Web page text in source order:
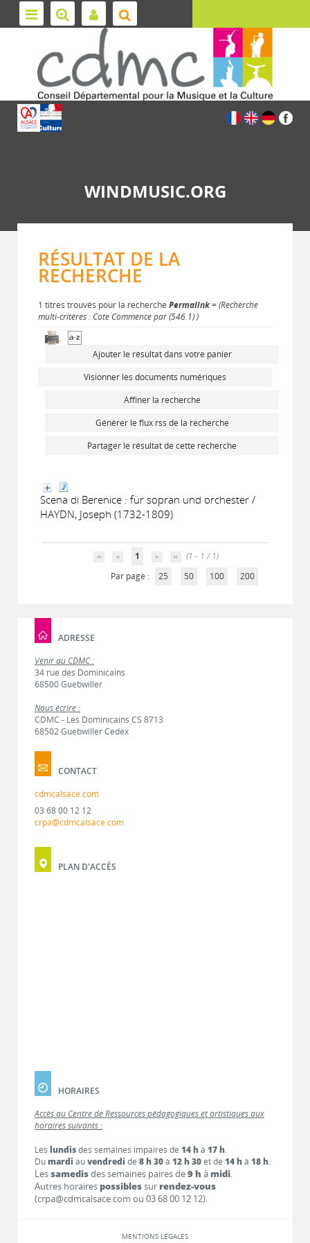
WINDMUSIC.ORG
RÉSULTAT DE LA
RECHERCHE
1 titres trouvés pour la recherche Permalink= (Recherche
multi-critères : Cote Commence par (546.1) )
Ajouter le résultat dans votre panier
Visionner les documents numériques
Affiner la recherche
Générer le flux rss de la recherche
Partager le résultat de cette recherche
Scena di Berenice : für sopran und orchester /
HAYDN, Joseph (1732-1809)
1
(1 - 1 / 1)
Par page :
25 50 100 200
ADRESSE
Venir au CDMC :
34 rue des Dominicains
68500 Guebwiller
Nous écrire :
CDMC - Les Dominicains CS 8713
68502 Guebwiller Cedex
CONTACT
cdmcalsace.com
03 68 00 12 12
crpa@cdmcalsace.com
PLAN D'ACCÈS
HORAIRES
Accès au Centre de Ressources pédagogiques et artistiques aux
horaires suivants :
Les lundisdes semaines impaires de 14 hà 17 h.
Dumardi auvendredi de 8 h 30à 12 h 30et de 14 hà 18 h.
Lessamedisdes semaines paires de9 h à midi.
Autres horaires possiblessur rendez-vous
(crpa@cdmcalsace.com ou 03 68 00 12 12).
MENTIONS LÉGALES